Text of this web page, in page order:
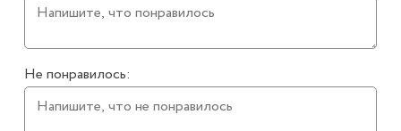
Не понравилось: